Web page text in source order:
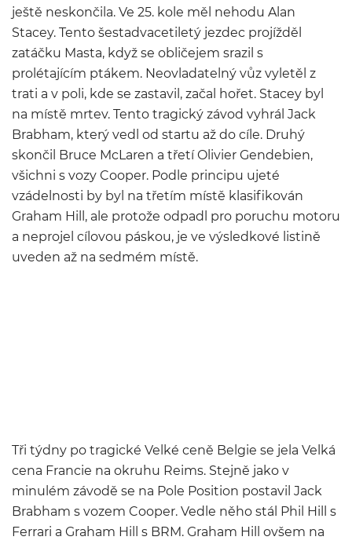
ještě neskončila. Ve 25. kole měl nehodu Alan
Stacey. Tento šestadvacetiletý jezdec projížděl
zatáčku Masta, když se obličejem srazil s
prolétajícím ptákem. Neovladatelný vůz vyletěl z
trati a v poli, kde se zastavil, začal hořet. Stacey byl
na místě mrtev. Tento tragický závod vyhrál Jack
Brabham, který vedl od startu až do cíle. Druhý
skončil Bruce McLaren a třetí Olivier Gendebien,
všichni s vozy Cooper. Podle principu ujeté
vzádelnosti by byl na třetím místě klasifikován
Graham Hill, ale protože odpadl pro poruchu motoru
a neprojel cílovou páskou, je ve výsledkové listině
uveden až na sedmém místě.
Tři týdny po tragické Velké ceně Belgie se jela Velká
cena Francie na okruhu Reims. Stejně jako v
minulém závodě se na Pole Position postavil Jack
Brabham s vozem Cooper. Vedle něho stál Phil Hill s
Ferrari a Graham Hill s BRM. Graham Hill ovšem na